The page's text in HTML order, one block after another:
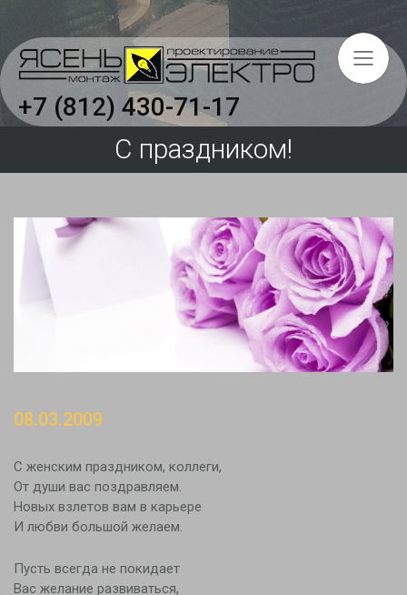
+7 (812) 430-71-17
Главная
Услуги
Объекты
О компании
Вакансии
Отзывы
Сертификаты и свидетельства
Контакты
С праздником!
08.03.2009
С женским праздником, коллеги,
От души вас поздравляем.
Новых взлетов вам в карьере
И любви большой желаем.
Пусть всегда не покидает
Вас желание развиваться,